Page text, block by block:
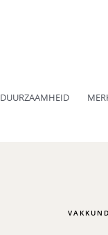
DUURZAAMHEID